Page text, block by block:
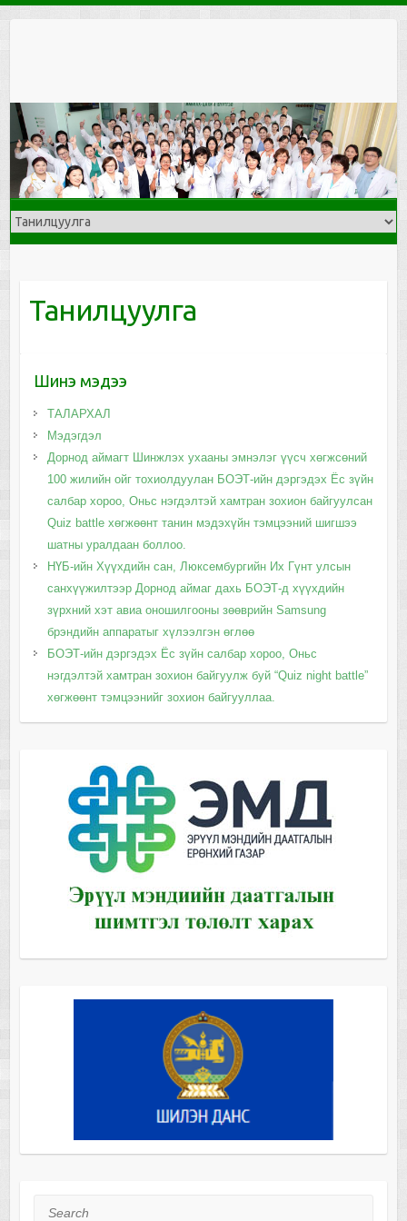
Танилцуулга
Шинэ мэдээ
ТАЛАРХАЛ
Мэдэгдэл
Дорнод аймагт Шинжлэх ухааны эмнэлэг үүсч хөгжсөний
100 жилийн ойг тохиолдуулан БОЭТ-ийн дэргэдэх Ёс зүйн
салбар хороо, Оньс нэгдэлтэй хамтран зохион байгуулсан
Quiz battle хөгжөөнт танин мэдэхүйн тэмцээний шигшээ
шатны уралдаан боллоо.
НҮБ-ийн Хүүхдийн сан, Люксембургийн Их Гүнт улсын
санхүүжилтээр Дорнод аймаг дахь БОЭТ-д хүүхдийн
зүрхний хэт авиа оношилгооны зөөврийн Samsung
брэндийн аппаратыг хүлээлгэн өглөө
БОЭТ-ийн дэргэдэх Ёс зүйн салбар хороо, Оньс
нэгдэлтэй хамтран зохион байгуулж буй “Quiz night battle”
хөгжөөнт тэмцээнийг зохион байгууллаа.
Search